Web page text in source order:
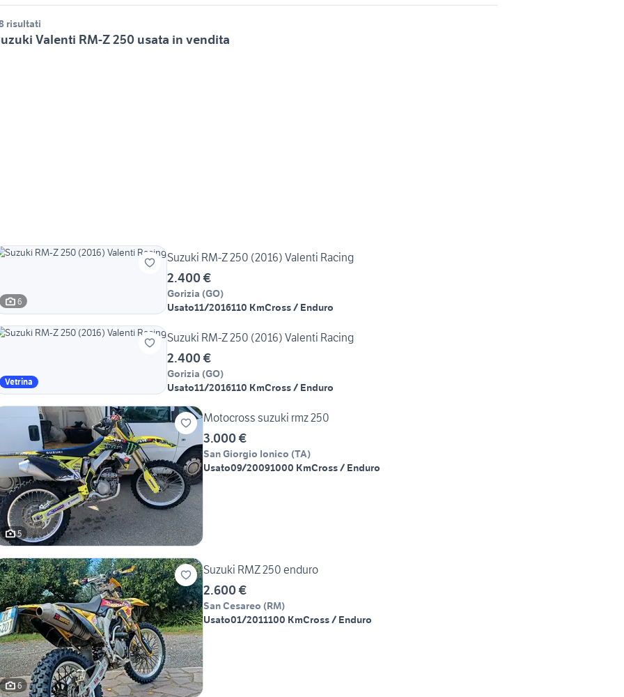
risultati
Valenti RM-Z 250 usata in vendita
6
Suzuki RM-Z 250 (2016) Valenti Racing
2.400 €
Gorizia (GO)
Usato11/2016110 KmCross / Enduro
Vetrina
Suzuki RM-Z 250 (2016) Valenti Racing
2.400 €
Gorizia (GO)
Usato11/2016110 KmCross / Enduro
5
Motocross suzuki rmz 250
3.000 €
San Giorgio Ionico (TA)
Usato09/20091000 KmCross / Enduro
6
Suzuki RMZ 250 enduro
2.600 €
San Cesareo (RM)
Usato01/2011100 KmCross / Enduro